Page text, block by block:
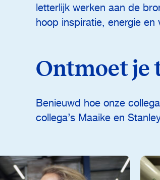
letterlijk werken aan de
hoop inspiratie, energie en
Ontmoet je
Benieuwd hoe onze
collega’s Maaike en